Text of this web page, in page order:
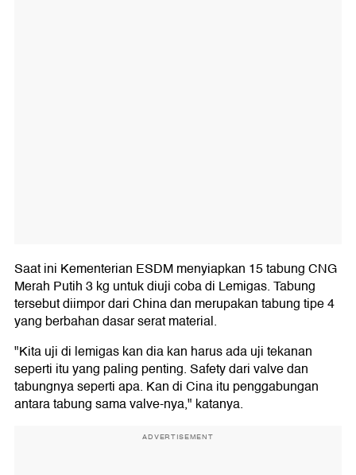
Saat ini Kementerian ESDM menyiapkan 15 tabung CNG
Merah Putih 3 kg untuk diuji coba di Lemigas. Tabung
tersebut diimpor dari China dan merupakan tabung tipe 4
yang berbahan dasar serat material.
"Kita uji di lemigas kan dia kan harus ada uji tekanan
seperti itu yang paling penting. Safety dari valve dan
tabungnya seperti apa. Kan di Cina itu penggabungan
antara tabung sama valve-nya," katanya.
ADVERTISEMENT